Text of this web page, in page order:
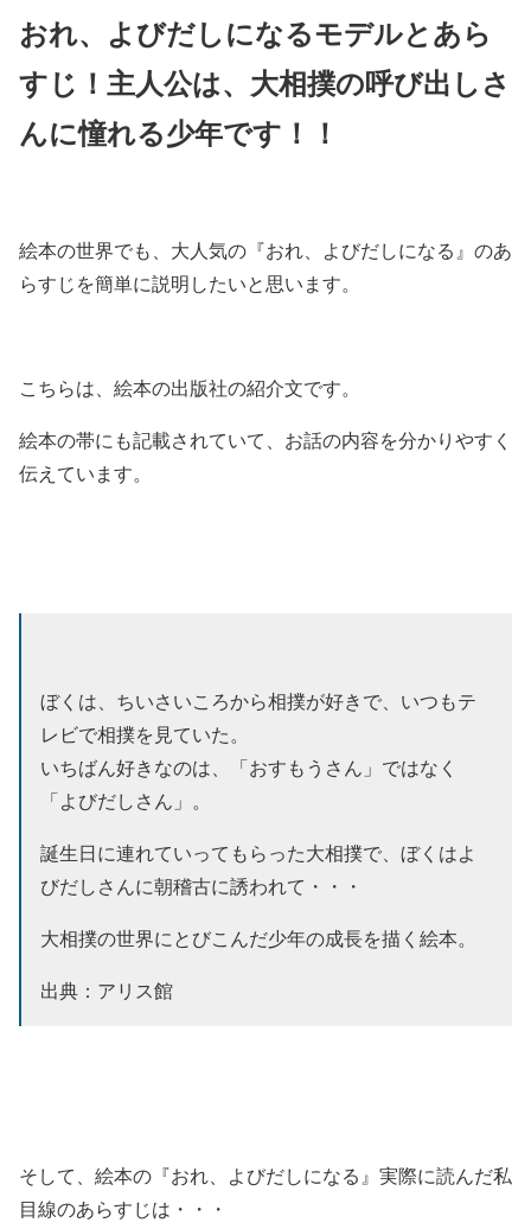
おれ、よびだしになるモデルとあら
すじ！主人公は、大相撲の呼び出しさ
んに憧れる少年です！！
絵本の世界でも、大人気の『おれ、よびだしになる』のあ
らすじを簡単に説明したいと思います。
こちらは、絵本の出版社の紹介文です。
絵本の帯にも記載されていて、お話の内容を分かりやすく
伝えています。
ぼくは、ちいさいころから相撲が好きで、いつもテ
レビで相撲を見ていた。
いちばん好きなのは、「おすもうさん」ではなく
「よびだしさん」。
誕生日に連れていってもらった大相撲で、ぼくはよ
びだしさんに朝稽古に誘われて・・・
大相撲の世界にとびこんだ少年の成長を描く絵本。
出典：アリス館
そして、絵本の『おれ、よびだしになる』実際に読んだ私
目線のあらすじは・・・